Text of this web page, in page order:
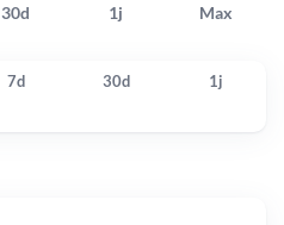
30d 1j Max
7d 30d 1j